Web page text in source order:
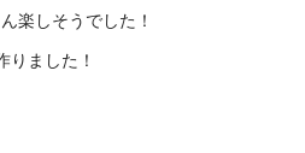
楽しそうでした！
りました！